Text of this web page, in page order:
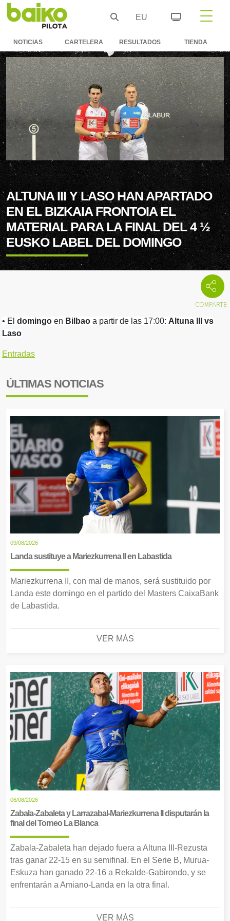
EU
NOTICIAS CARTELERA RESULTADOS TIENDA
ALTUNA III Y LASO HAN APARTADO
EN EL BIZKAIA FRONTOIA EL
MATERIAL PARA LA FINAL DEL 4 ½
EUSKO LABEL DEL DOMINGO
• El domingo en Bilbao a partir de las 17:00: Altuna III vs
Laso
Entradas
ÚLTIMAS NOTICIAS
09/08/2026
Landa sustituye a Mariezkurrena II en Labastida
Mariezkurrena II, con mal de manos, será sustituido por
Landa este domingo en el partido del Masters CaixaBank
de Labastida.
VER MÁS
06/08/2026
Zabala-Zabaleta y Larrazabal-Mariezkurrena II disputarán la
final del Torneo La Blanca
Zabala-Zabaleta han dejado fuera a Altuna III-Rezusta
tras ganar 22-15 en su semifinal. En el Serie B, Murua-
Eskuza han ganado 22-16 a Rekalde-Gabirondo, y se
enfrentarán a Amiano-Landa en la otra final.
VER MÁS